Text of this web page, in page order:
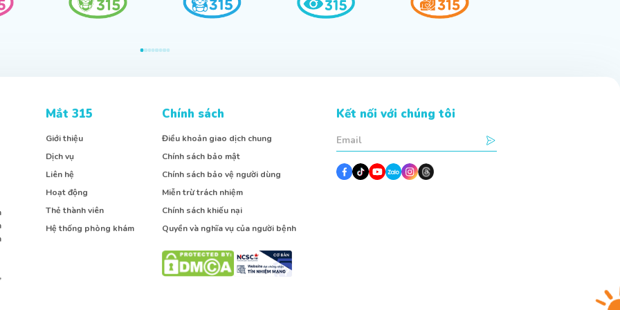
Mắt 315
Giới thiệu
Dịch vụ
Liên hệ
Hoạt động
Thẻ thành viên
Hệ thống phòng khám
Chính sách
Điều khoản giao dịch chung
Chính sách bảo mật
Chính sách bảo vệ người dùng
Miễn trừ trách nhiệm
Chính sách khiếu nại
Quyền và nghĩa vụ của người bệnh
Kết nối với chúng tôi